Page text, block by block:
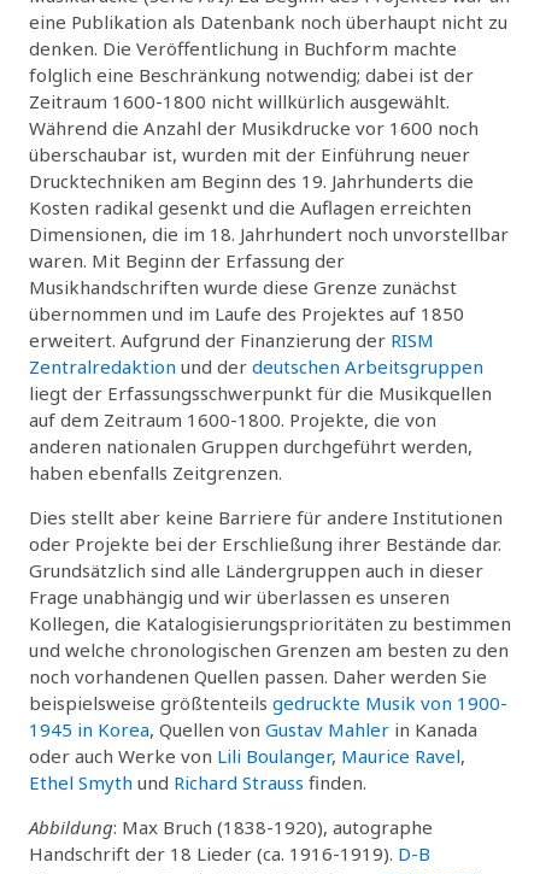
eine Publikation als Datenbank noch überhaupt nicht zu
denken. Die Veröffentlichung in Buchform machte
folglich eine Beschränkung notwendig; dabei ist der
Zeitraum 1600-1800 nicht willkürlich ausgewählt.
Während die Anzahl der Musikdrucke vor 1600 noch
überschaubar ist, wurden mit der Einführung neuer
Drucktechniken am Beginn des 19. Jahrhunderts die
Kosten radikal gesenkt und die Auflagen erreichten
Dimensionen, die im 18. Jahrhundert noch unvorstellbar
waren. Mit Beginn der Erfassung der
Musikhandschriften wurde diese Grenze zunächst
übernommen und im Laufe des Projektes auf 1850
erweitert. Aufgrund der Finanzierung der RISM
Zentralredaktion und der deutschen Arbeitsgruppen
liegt der Erfassungsschwerpunkt für die Musikquellen
auf dem Zeitraum 1600-1800. Projekte, die von
anderen nationalen Gruppen durchgeführt werden,
haben ebenfalls Zeitgrenzen.
Dies stellt aber keine Barriere für andere Institutionen
oder Projekte bei der Erschließung ihrer Bestände dar.
Grundsätzlich sind alle Ländergruppen auch in dieser
Frage unabhängig und wir überlassen es unseren
Kollegen, die Katalogisierungsprioritäten zu bestimmen
und welche chronologischen Grenzen am besten zu den
noch vorhandenen Quellen passen. Daher werden Sie
beispielsweise größtenteils gedruckte Musik von 1900-
1945 in Korea, Quellen von Gustav Mahler in Kanada
oder auch Werke von Lili Boulanger, Maurice Ravel,
Ethel Smyth und Richard Strauss finden.
Abbildung: Max Bruch (1838-1920), autographe
Handschrift der 18 Lieder (ca. 1916-1919). D-B